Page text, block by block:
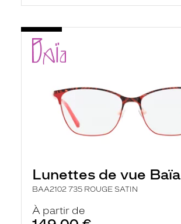
Lunettes de vue Baïa
BAA2102 735 ROUGE SATIN
À partir de